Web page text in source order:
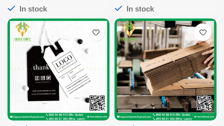
In stock In stock